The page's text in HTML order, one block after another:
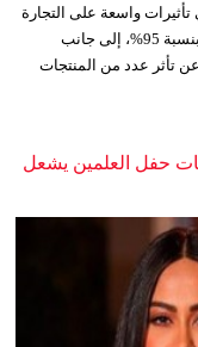
واسعة على التجارة
العالمية، مع تراجع صادرات الغاز الطبيعي المسال بنسبة 95%، إلى جانب
اليوريا بنسبة 83%، فضلًا عن تأثر عدد من المنتجات
حفل العلمين يشعل